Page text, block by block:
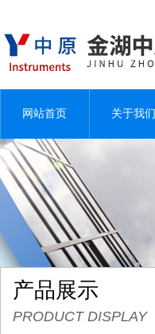
网站首页 关于我们
产品展示
PRODUCT DISPLAY